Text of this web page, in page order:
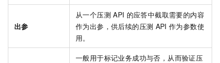
出参
从一个压测 API 的应答中截取需要的内容
作为出参，供后续的压测 API 作为参数使
用。
一般用于标记业务成功与否，从而验证压